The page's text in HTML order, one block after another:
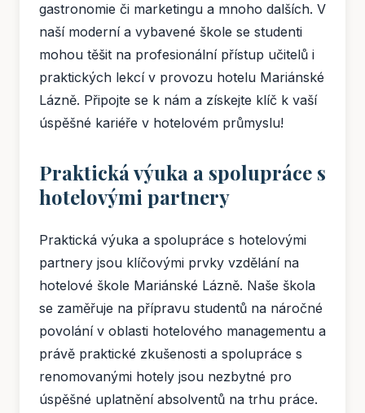
gastronomie či marketingu a mnoho dalších. V
naší moderní a vybavené škole se studenti
mohou těšit na profesionální přístup učitelů i
praktických lekcí v provozu hotelu Mariánské
Lázně. Připojte se k nám a získejte klíč k vaší
úspěšné kariéře v hotelovém průmyslu!
Praktická výuka a spolupráce s
hotelovými partnery
Praktická výuka a spolupráce s hotelovými
partnery jsou klíčovými prvky vzdělání na
hotelové škole Mariánské Lázně. Naše škola
se zaměřuje na přípravu studentů na náročné
povolání v oblasti hotelového managementu a
právě praktické zkušenosti a spolupráce s
renomovanými hotely jsou nezbytné pro
úspěšné uplatnění absolventů na trhu práce.